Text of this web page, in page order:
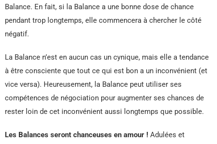
Balance. En fait, si la Balance a une bonne dose de chance
pendant trop longtemps, elle commencera à chercher le côté
négatif.
La Balance n’est en aucun cas un cynique, mais elle a tendance
à être consciente que tout ce qui est bon a un inconvénient (et
vice versa). Heureusement, la Balance peut utiliser ses
compétences de négociation pour augmenter ses chances de
rester loin de cet inconvénient aussi longtemps que possible.
Les Balances seront chanceuses en amour ! Adulées et